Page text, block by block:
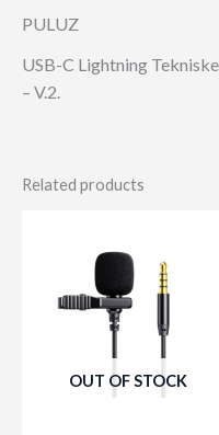
PULUZ
USB-C Lightning
– V.2.
Related products
OUT OF STOCK